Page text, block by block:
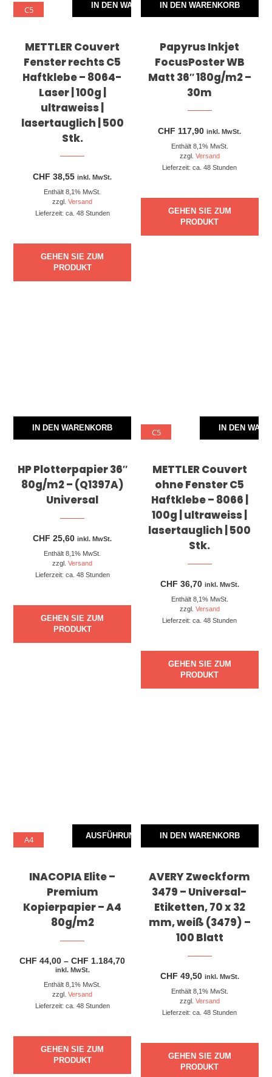
IN DEN WARENKORB
C5
METTLER Couvert
Fenster rechts C5
Haftklebe – 8064-
Laser | 100g |
ultraweiss |
lasertauglich | 500
Stk.
CHF 38,55 inkl. MwSt.
Enthält 8,1% MwSt.
zzgl.Versand
Lieferzeit: ca. 48 Stunden
GEHEN SIE ZUM
PRODUKT
IN DEN WARENKORB
Papyrus Inkjet
FocusPoster WB
Matt 36″ 180g/m2 –
30m
CHF 117,90 inkl. MwSt.
Enthält 8,1% MwSt.
zzgl. Versand
Lieferzeit: ca. 48 Stunden
GEHEN SIE ZUM
PRODUKT
IN DEN WARENKORB
HP Plotterpapier 36″
80g/m2 – (Q1397A)
Universal
CHF 25,60 inkl. MwSt.
Enthält 8,1% MwSt.
zzgl.Versand
Lieferzeit: ca. 48 Stunden
GEHEN SIE ZUM
PRODUKT
IN DEN
C5
METTLER Couvert
ohne Fenster C5
Haftklebe – 8066 |
100g | ultraweiss |
lasertauglich | 500
Stk.
CHF 36,70 inkl. MwSt.
Enthält 8,1% MwSt.
zzgl. Versand
Lieferzeit: ca. 48 Stunden
GEHEN SIE ZUM
PRODUKT
AUSFÜHRUNG WÄHLEN
A4
INACOPIA Elite –
Premium
Kopierpapier – A4
80g/m2
CHF 44,00 –CHF 1.184,70Preisspanne:
inkl. MwSt.
Enthält 8,1% MwSt.
zzgl.Versand
Lieferzeit: ca. 48 Stunden
GEHEN SIE ZUM
PRODUKT
IN DEN WARENKORB
AVERY Zweckform
3479 – Universal-
Etiketten, 70 x 32
mm, weiß (3479) –
100 Blatt
CHF 49,50 inkl. MwSt.
Enthält 8,1% MwSt.
zzgl. Versand
Lieferzeit: ca. 48 Stunden
GEHEN SIE ZUM
PRODUKT